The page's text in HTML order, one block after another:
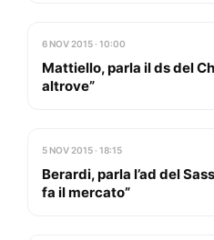
6 NOV 2015 · 10:00
Mattiello, parla il ds del
altrove”
5 NOV 2015 · 18:15
Berardi, parla l’ad del
fa il mercato”